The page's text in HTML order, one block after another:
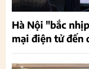
Hà Nội "bắc
mại điện tử đến